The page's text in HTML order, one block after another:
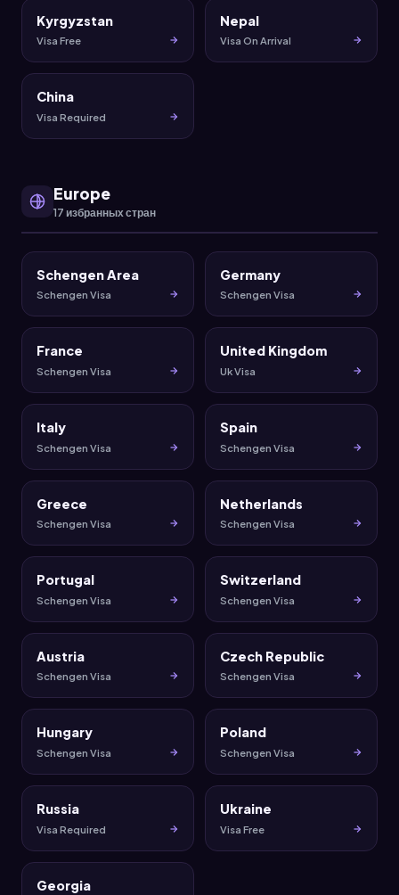
Kyrgyzstan
Visa Free
Nepal
Visa On Arrival
China
Visa Required
Europe
17 избранных стран
Schengen Area
Schengen Visa
Germany
Schengen Visa
France
Schengen Visa
United Kingdom
Uk Visa
Italy
Schengen Visa
Spain
Schengen Visa
Greece
Schengen Visa
Netherlands
Schengen Visa
Portugal
Schengen Visa
Switzerland
Schengen Visa
Austria
Schengen Visa
Czech Republic
Schengen Visa
Hungary
Schengen Visa
Poland
Schengen Visa
Russia
Visa Required
Ukraine
Visa Free
Georgia